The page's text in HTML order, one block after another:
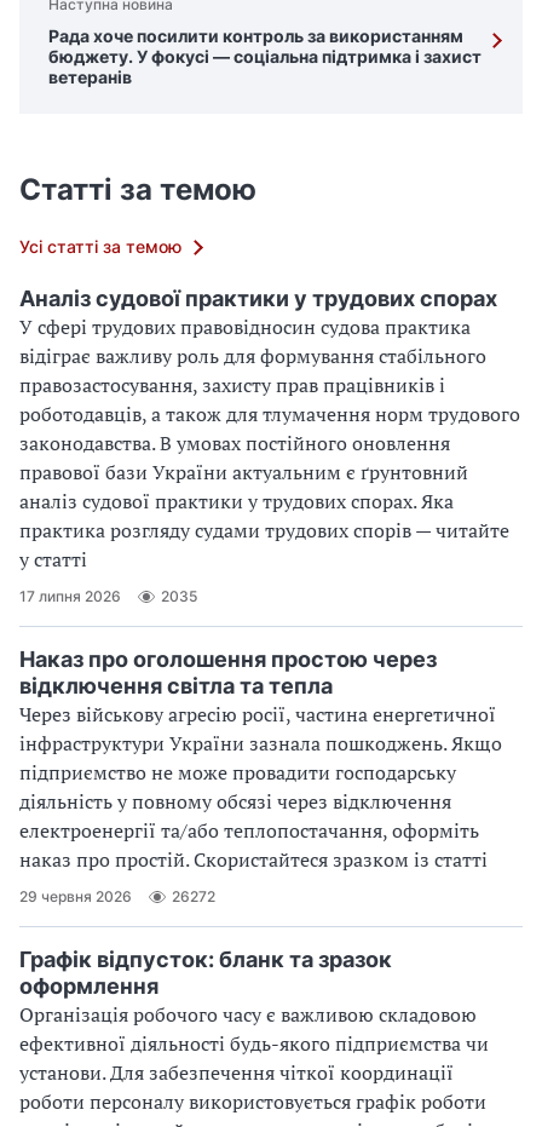
Наступна новина
Рада хоче посилити контроль за використанням
бюджету. У фокусі — соціальна підтримка і захист
ветеранів
Статті за темою
Усі статті за темою
Аналіз судової практики у трудових спорах
У сфері трудових правовідносин судова практика
відіграє важливу роль для формування стабільного
правозастосування, захисту прав працівників і
роботодавців, а також для тлумачення норм трудового
законодавства. В умовах постійного оновлення
правової бази України актуальним є ґрунтовний
аналіз судової практики у трудових спорах. Яка
практика розгляду судами трудових спорів — читайте
у статті
17 липня 2026 2035
Наказ про оголошення простою через
відключення світла та тепла
Через військову агресію росії, частина енергетичної
інфраструктури України зазнала пошкоджень. Якщо
підприємство не може провадити господарську
діяльність у повному обсязі через відключення
електроенергії та/або теплопостачання, оформіть
наказ про простій. Скористайтеся зразком із статті
29 червня 2026 26272
Графік відпусток: бланк та зразок
оформлення
Організація робочого часу є важливою складовою
ефективної діяльності будь-якого підприємства чи
установи. Для забезпечення чіткої координації
роботи персоналу використовується графік роботи